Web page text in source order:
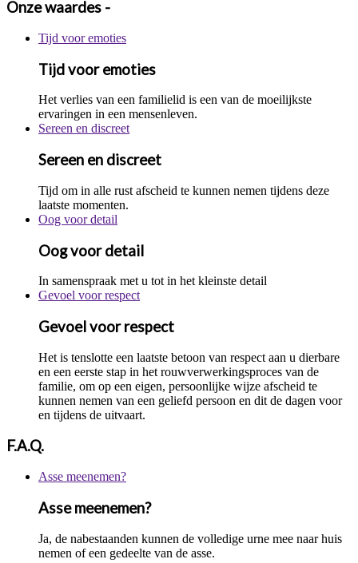
Onze waardes -
Tijd voor emoties
Tijd voor emoties
Het verlies van een familielid is een van de moeilijkste
ervaringen in een mensenleven.
Sereen en discreet
Sereen en discreet
Tijd om in alle rust afscheid te kunnen nemen tijdens deze
laatste momenten.
Oog voor detail
Oog voor detail
In samenspraak met u tot in het kleinste detail
Gevoel voor respect
Gevoel voor respect
Het is tenslotte een laatste betoon van respect aan u dierbare
en een eerste stap in het rouwverwerkingsproces van de
familie, om op een eigen, persoonlijke wijze afscheid te
kunnen nemen van een geliefd persoon en dit de dagen voor
en tijdens de uitvaart.
F.A.Q.
Asse meenemen?
Asse meenemen?
Ja, de nabestaanden kunnen de volledige urne mee naar huis
nemen of een gedeelte van de asse.